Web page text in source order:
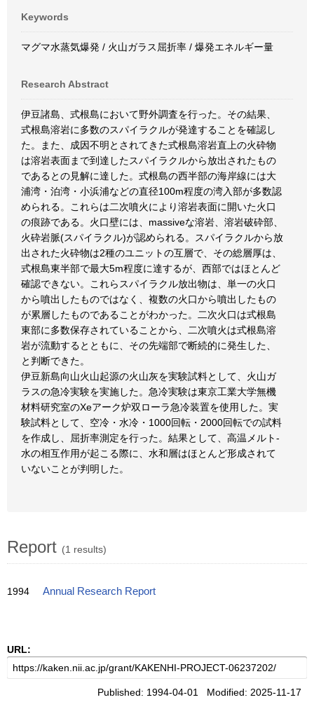
Keywords
マグマ水蒸気爆発 / 火山ガラス屈折率 / 爆発エネルギー量
Research Abstract
伊豆諸島、式根島において野外調査を行った。その結果、
式根島溶岩に多数のスパイラクルが発達することを確認し
た。また、成因不明とされてきた式根島溶岩直上の火砕物
は溶岩表面まで到達したスパイラクルから放出されたもの
であるとの見解に達した。式根島の西半部の海岸線には大
浦湾・泊湾・小浜浦などの直径100m程度の湾入部が多数認
められる。これらは二次噴火により溶岩表面に開いた火口
の痕跡である。火口壁には、massiveな溶岩、溶岩破砕部、
火砕岩脈(スパイラクル)が認められる。スパイラクルから放
出された火砕物は2種のユニットの互層で、その総層厚は、
式根島東半部で最大5m程度に達するが、西部ではほとんど
確認できない。これらスパイラクル放出物は、単一の火口
から噴出したものではなく、複数の火口から噴出したもの
が累層したものであることがわかった。二次火口は式根島
東部に多数保存されていることから、二次噴火は式根島溶
岩が流動するとともに、その先端部で断続的に発生した、
と判断できた。
伊豆新島向山火山起源の火山灰を実験試料として、火山ガ
ラスの急冷実験を実施した。急冷実験は東京工業大学無機
材料研究室のXeアーク炉双ローラ急冷装置を使用した。実
験試料として、空冷・水冷・1000回転・2000回転での試料
を作成し、屈折率測定を行った。結果として、高温メルト-
水の相互作用が起こる際に、水和層はほとんど形成されて
いないことが判明した。
Report (1 results)
1994 Annual Research Report
URL:
Published: 1994-04-01 Modified: 2025-11-17